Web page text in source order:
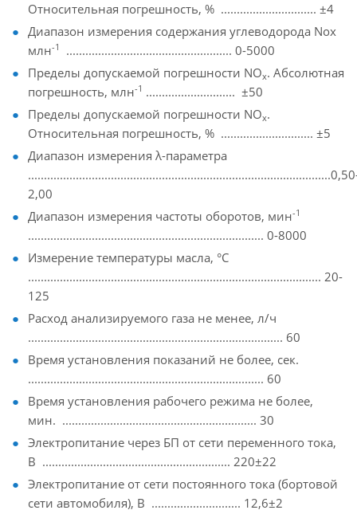
Относительная погрешность, % .............................. ±4
Диапазон измерения содержания углеводорода Nox
млн-1
.................................................... 0-5000
Пределы допускаемой погрешности NОx. Абсолютная
погрешность, млн-1 ............................ ±50
Пределы допускаемой погрешности NОx.
Относительная погрешность, % ............................. ±5
Диапазон измерения λ-параметра
2,00
Диапазон измерения частоты оборотов, мин-1
.......................................................................... 0-8000
Измерение температуры масла, °С
............................................................................................ 20-
125
Расход анализируемого газа не менее, л/ч
................................................................................ 60
Время установления показаний не более, сек.
.......................................................................... 60
Время установления рабочего режима не более,
мин. ............................................................. 30
Электропитание через БП от сети переменного тока,
В ........................................................... 220±22
Электропитание от сети постоянного тока (бортовой
сети автомобиля), В ............................ 12,6±2